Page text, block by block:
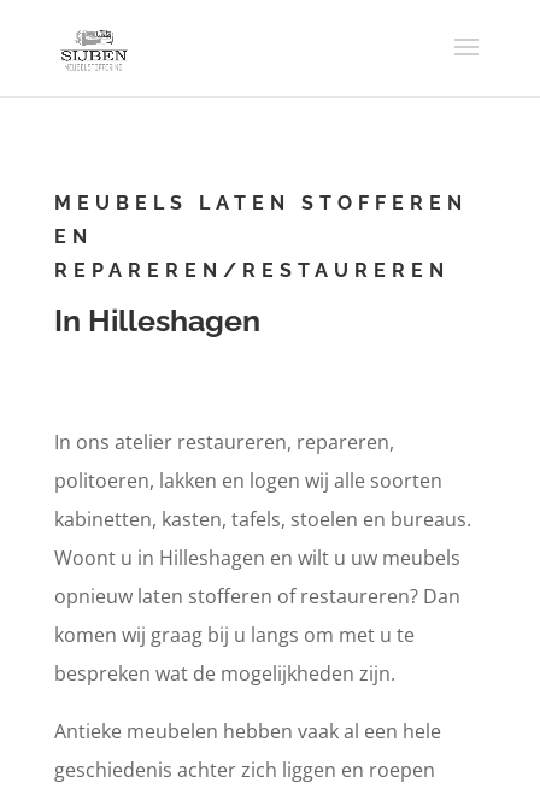
MEUBELS LATEN STOFFEREN
EN
REPAREREN/RESTAUREREN
In Hilleshagen
In ons atelier restaureren, repareren,
politoeren, lakken en logen wij alle soorten
kabinetten, kasten, tafels, stoelen en bureaus.
Woont u in Hilleshagen en wilt u uw meubels
opnieuw laten stofferen of restaureren? Dan
komen wij graag bij u langs om met u te
bespreken wat de mogelijkheden zijn.
Antieke meubelen hebben vaak al een hele
geschiedenis achter zich liggen en roepen